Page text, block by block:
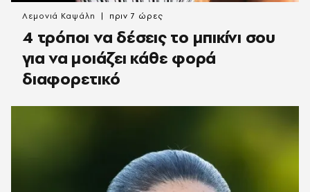
4 τρόποι να δέσεις το μπικίνι σου
για να μοιάζει κάθε φορά
διαφορετικό
Λεμονιά Καψάλη πριν 7 ώρες